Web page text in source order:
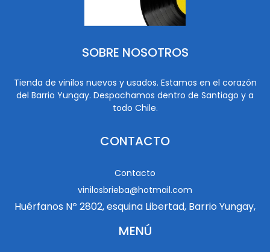
SOBRE NOSOTROS
Tienda de vinilos nuevos y usados. Estamos en el corazón
del Barrio Yungay. Despachamos dentro de Santiago y a
todo Chile.
CONTACTO
Contacto
vinilosbrieba@hotmail.com
Huérfanos Nº 2802, esquina Libertad, Barrio Yungay,
MENÚ